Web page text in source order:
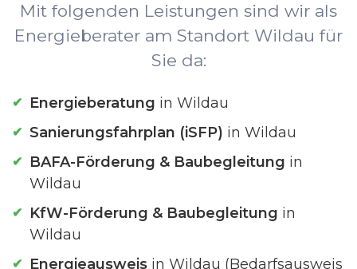
Mit folgenden Leistungen sind wir als
Energieberater am Standort Wildau für
Sie da:
Energieberatung in Wildau
Sanierungsfahrplan (iSFP) in Wildau
BAFA-Förderung & Baubegleitung in
Wildau
KfW-Förderung & Baubegleitung in
Wildau
Energieausweis in Wildau (Bedarfsausweis